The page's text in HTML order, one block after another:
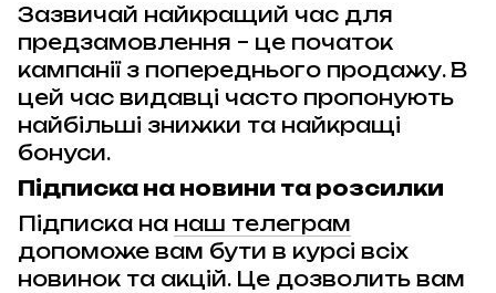
Зазвичай найкращий час для
предзамовлення – це початок
кампанії з попереднього продажу. В
цей час видавці часто пропонують
найбільші знижки та найкращі
бонуси.
Підписка на новини та розсилки
Підписка на наш телеграм
допоможе вам бути в курсі всіх
новинок та акцій. Це дозволить вам